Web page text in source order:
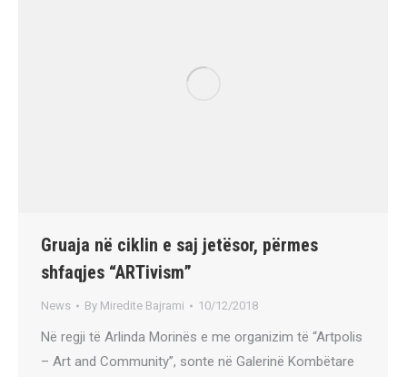
Gruaja në ciklin e saj jetësor, përmes
shfaqjes “ARTivism”
News By Miredite Bajrami 10/12/2018
Në regji të Arlinda Morinës e me organizim të “Artpolis
– Art and Community”, sonte në Galerinë Kombëtare